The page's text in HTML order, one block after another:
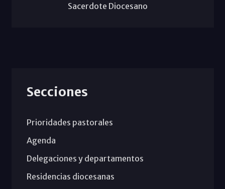
Sacerdote Diocesano
Secciones
Prioridades pastorales
Agenda
Delegaciones y departamentos
Residencias diocesanas